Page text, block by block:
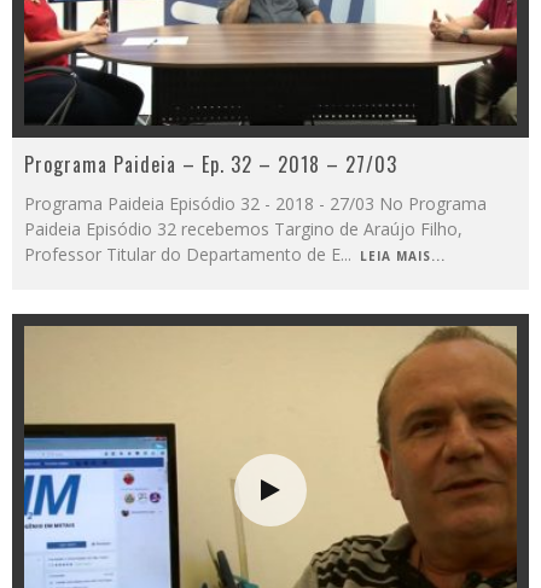
Programa Paideia – Ep. 32 – 2018 – 27/03
Programa Paideia Episódio 32 - 2018 - 27/03 No Programa
Paideia Episódio 32 recebemos Targino de Araújo Filho,
Professor Titular do Departamento de E... LEIA MAIS...